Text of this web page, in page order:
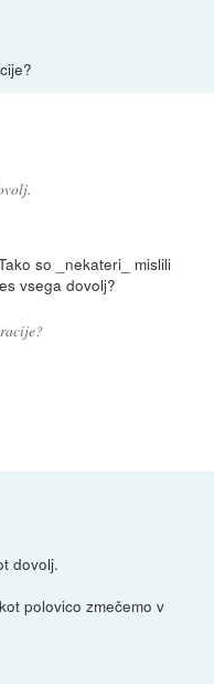
so _nekateri_ mislili
vsega dovolj?
dovolj.
polovico zmečemo v